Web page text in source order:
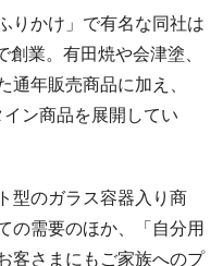
りかけ」で有名な同社は
業。有田焼や会津塗、
年販売商品に加え、
ン商品を展開してい
型のガラス容器入り商
の需要のほか、「自分用
客さまにもご家族へのプ